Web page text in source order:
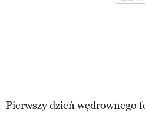
Pierwszy dzień wędrownego